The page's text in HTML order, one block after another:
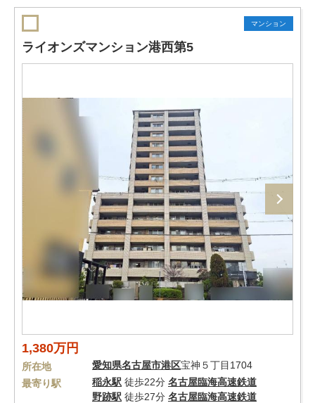
マンション
ライオンズマンション港西第5
1,380万円
所在地 愛知県名古屋市港区宝神５丁目1704
最寄り駅
稲永駅 徒歩22分 名古屋臨海高速鉄道
野跡駅 徒歩27分 名古屋臨海高速鉄道